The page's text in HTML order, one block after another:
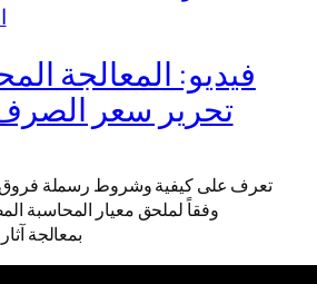
فيديو: المعالجة
تحرير سعر الصرف
تعرف على كيفية وشروط رسملة فروق
بمعالجة